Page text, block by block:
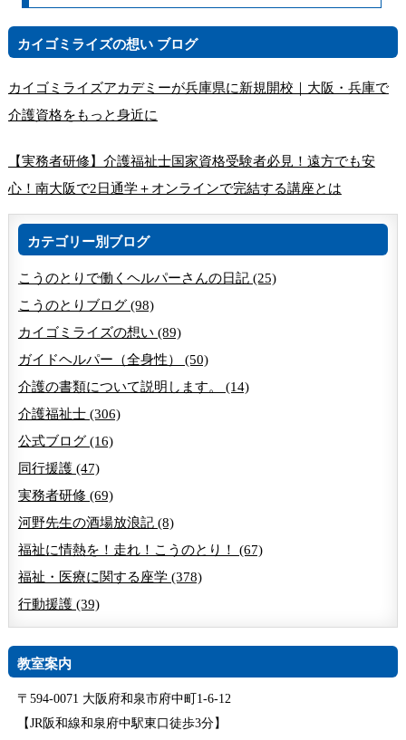
カイゴミライズの想い ブログ
カイゴミライズアカデミーが兵庫県に新規開校｜大阪・兵庫で
介護資格をもっと身近に
【実務者研修】介護福祉士国家資格受験者必見！遠方でも安
心！南大阪で2日通学＋オンラインで完結する講座とは
カテゴリー別ブログ
こうのとりで働くヘルパーさんの日記 (25)
こうのとりブログ (98)
カイゴミライズの想い (89)
ガイドヘルパー（全身性） (50)
介護の書類について説明します。 (14)
介護福祉士 (306)
公式ブログ (16)
同行援護 (47)
実務者研修 (69)
河野先生の酒場放浪記 (8)
福祉に情熱を！走れ！こうのとり！ (67)
福祉・医療に関する座学 (378)
行動援護 (39)
教室案内
〒594-0071 大阪府和泉市府中町1-6-12
【JR阪和線和泉府中駅東口徒歩3分】